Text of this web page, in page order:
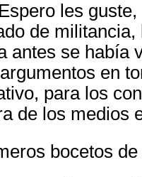
Espero les guste,
de
antes se había
en
para los
de los medios
bocetos